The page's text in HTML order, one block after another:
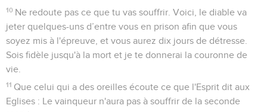
10 Ne redoute pas ce que tu vas souffrir. Voici, le diable va
jeter quelques-uns d’entre vous en prison afin que vous
soyez mis à l'épreuve, et vous aurez dix jours de détresse.
Sois fidèle jusqu'à la mort et je te donnerai la couronne de
vie.
11 Que celui qui a des oreilles écoute ce que l'Esprit dit aux
Eglises : Le vainqueur n'aura pas à souffrir de la seconde